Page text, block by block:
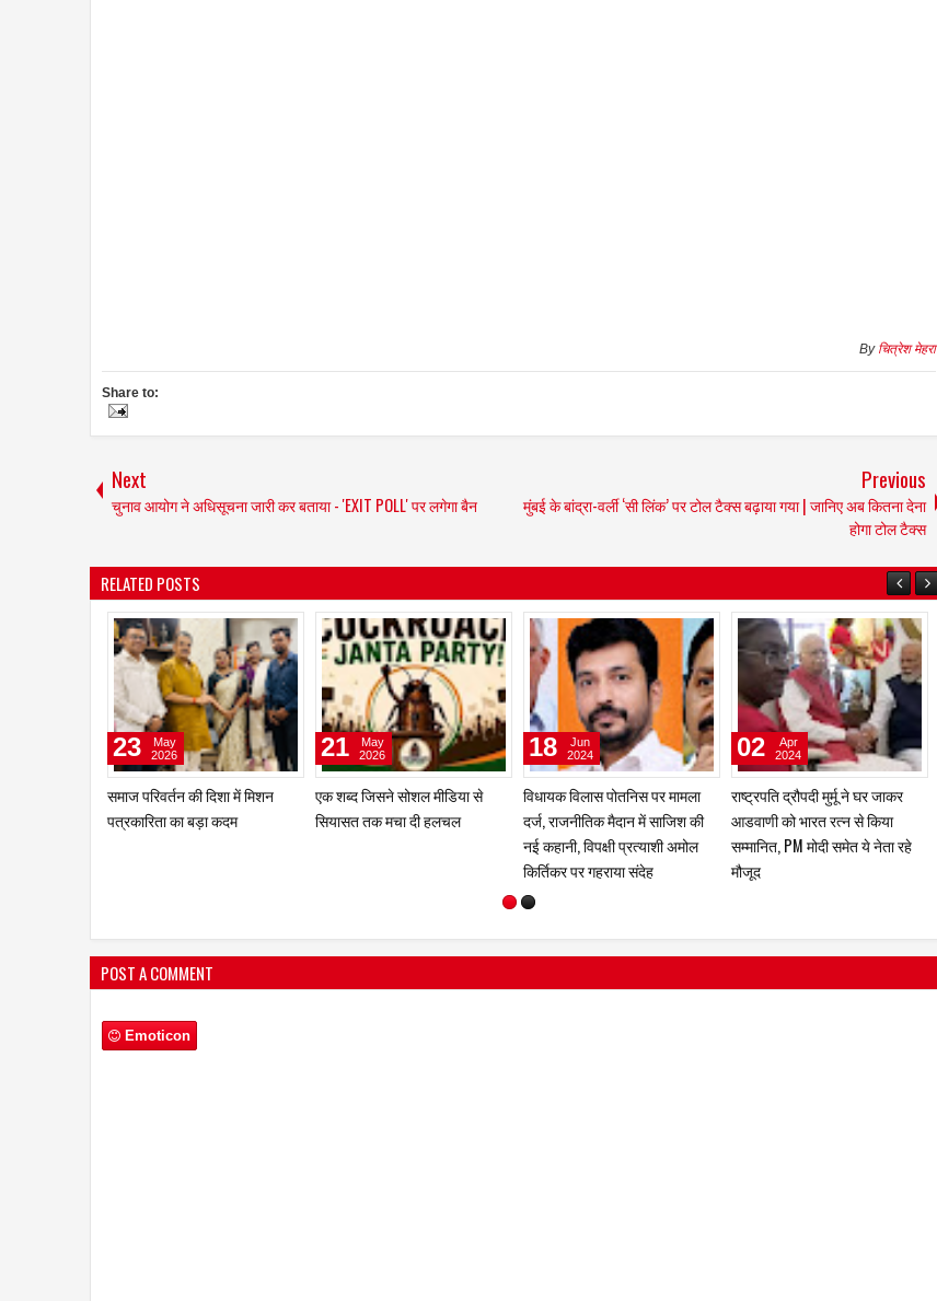
By चित्रेश मेहरा
Share to:
Next
चुनाव आयोग ने अधिसूचना जारी कर बताया - 'EXIT POLL' पर लगेगा बैन
Previous
मुंबई के बांद्रा-वर्ली ‘सी लिंक’ पर टोल टैक्स बढ़ाया गया | जानिए अब कितना देना
होगा टोल टैक्स
RELATED POSTS
सरकारी विमान का इस्तेमाल चुनाव के
दौरान कौन कर सकता है ? जानिए
02
Apr
2024
दो अप्रैल को उत्तराखंड से PM भरेंगे
चुनावी हुंकार; इन राज्य में भी करेंगे
02
Apr
2024
समाज परिवर्तन की दिशा में मिशन
पत्रकारिता का बड़ा कदम
23
May
2026
एक शब्द जिसने सोशल मीडिया से
सियासत तक मचा दी हलचल
21
May
2026